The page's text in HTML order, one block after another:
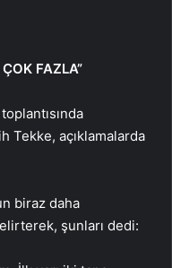
FAZLA”
Tekke, açıklamalarda
biraz daha
şunları dedi: